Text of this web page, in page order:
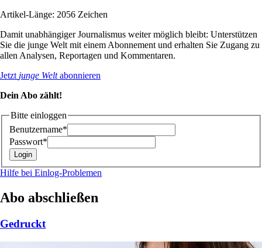
Artikel-Länge: 2056 Zeichen
Damit unabhängiger Journalismus weiter möglich bleibt: Unterstützen
Sie die junge Welt mit einem Abonnement und erhalten Sie Zugang zu
allen Analysen, Reportagen und Kommentaren.
Jetzt junge Weltabonnieren
Dein Abo zählt!
Bitte einloggen
Benutzername*
Passwort*
Hilfe bei Einlog-Problemen
Abo abschließen
Gedruckt